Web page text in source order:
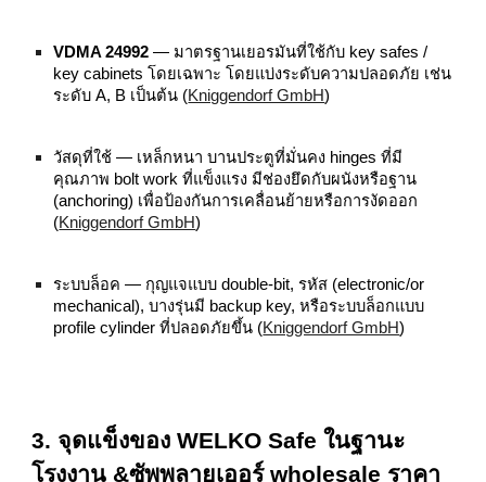
VDMA 24992 — มาตรฐานเยอรมันที่ใช้กับ key safes /
key cabinets โดยเฉพาะ โดยแบ่งระดับความปลอดภัย เช่น
ระดับ A, B เป็นต้น (Kniggendorf GmbH)
วัสดุที่ใช้ — เหล็กหนา บานประตูที่มั่นคง hinges ที่มี
คุณภาพ bolt work ที่แข็งแรง มีช่องยึดกับผนังหรือฐาน
(anchoring) เพื่อป้องกันการเคลื่อนย้ายหรือการงัดออก
(Kniggendorf GmbH)
ระบบล็อค — กุญแจแบบ double‑bit, รหัส (electronic/or
mechanical), บางรุ่นมี backup key, หรือระบบล็อกแบบ
profile cylinder ที่ปลอดภัยขึ้น (Kniggendorf GmbH)
3. จุดแข็งของ WELKO Safe ในฐานะ
โรงงาน &ซัพพลายเออร์ wholesale ราคา